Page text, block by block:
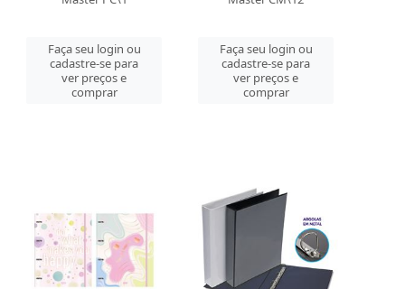
Faça seu login ou
cadastre-se para
ver preços e
comprar
Faça seu login ou
cadastre-se para
ver preços e
comprar